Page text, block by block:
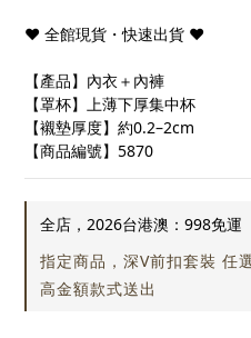
❤ 全館現貨・快速出貨 ❤
【產品】內衣＋內褲
【罩杯】上薄下厚集中杯
【襯墊厚度】約0.2–2cm
【商品編號】5870
全店，2026台港澳：998免運
指定商品，深V前扣套裝 任
高金額款式送出